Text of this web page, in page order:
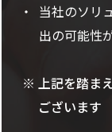
当社のソリ
出の可能性
上記を踏ま
ございます